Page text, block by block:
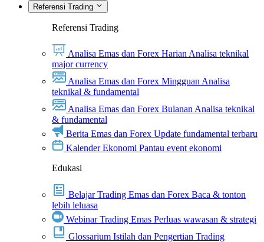
Referensi Trading
Referensi Trading
Analisa Emas dan Forex Harian Analisa teknikal
major currency
Analisa Emas dan Forex Mingguan Analisa
teknikal & fundamental
Analisa Emas dan Forex Bulanan Analisa teknikal
& fundamental
Berita Emas dan Forex Update fundamental terbaru
Kalender Ekonomi Pantau event ekonomi
Edukasi
Belajar Trading Emas dan Forex Baca & tonton
lebih leluasa
Webinar Trading Emas Perluas wawasan & strategi
Glossarium Istilah dan Pengertian Trading